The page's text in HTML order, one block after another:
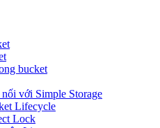
bucket
với Simple Storage
Lifecycle
Lock